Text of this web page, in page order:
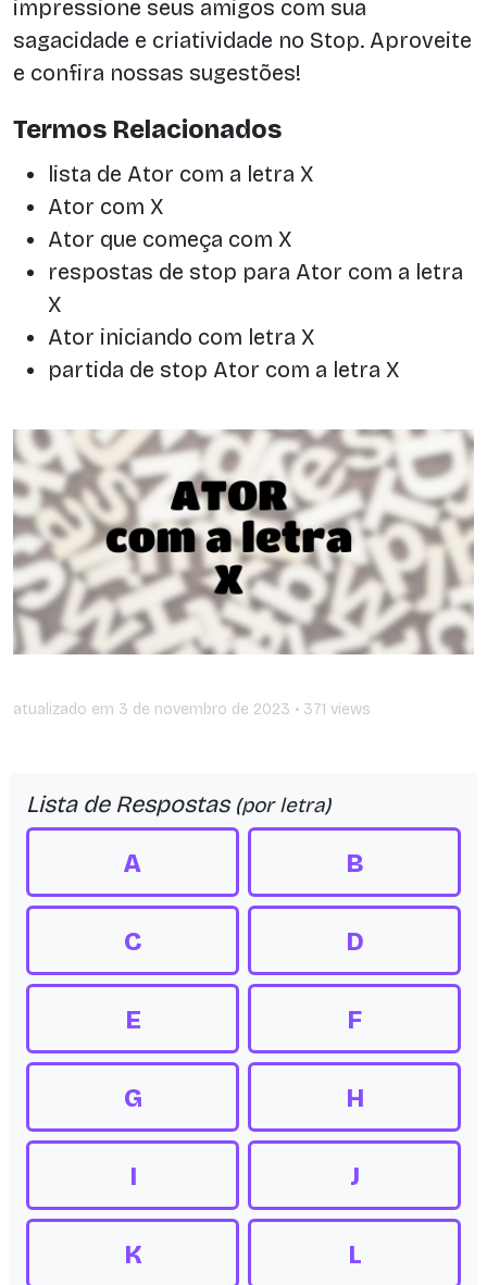
impressione seus amigos com sua
sagacidade e criatividade no Stop. Aproveite
e confira nossas sugestões!
Termos Relacionados
lista de Ator com a letra X
Ator com X
Ator que começa com X
respostas de stop para Ator com a letra
X
Ator iniciando com letra X
partida de stop Ator com a letra X
atualizado em 3 de novembro de 2023 • 371 views
Lista de Respostas (por letra)
A B
C D
E F
G H
I J
K L